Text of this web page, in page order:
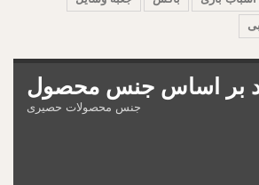
بر اساس جنس محصول
جنس محصولات حصیری